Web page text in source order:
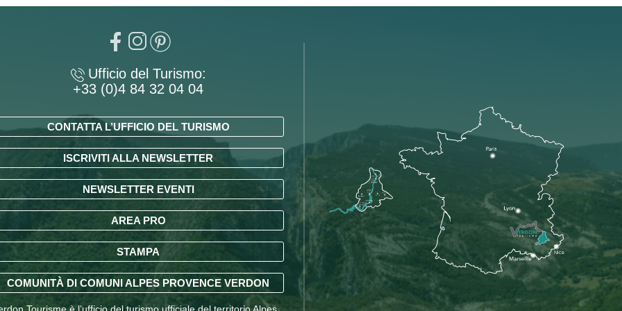
Ufficio del Turismo:
+33 (0)4 84 32 04 04
CONTATTA L’UFFICIO DEL TURISMO
ISCRIVITI ALLA NEWSLETTER
NEWSLETTER EVENTI
AREA PRO
STAMPA
COMUNITÀ DI COMUNI ALPES PROVENCE VERDON
Tourisme è l’ufficio del turismo ufficiale del territorio Alpes